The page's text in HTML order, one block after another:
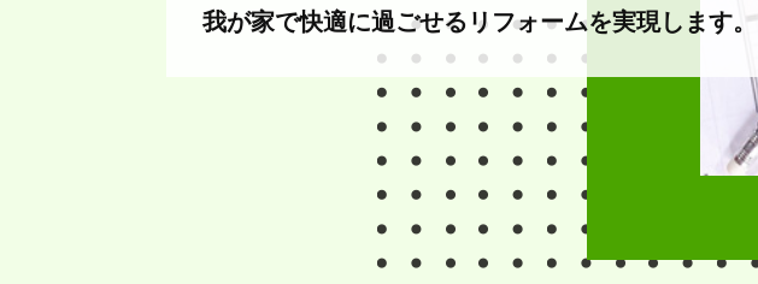
我が家で快適に過ごせるリフォームを実現します。